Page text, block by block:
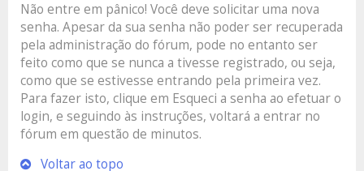
Não entre em pânico! Você deve solicitar uma nova
senha. Apesar da sua senha não poder ser recuperada
pela administração do fórum, pode no entanto ser
feito como que se nunca a tivesse registrado, ou seja,
como que se estivesse entrando pela primeira vez.
Para fazer isto, clique em Esqueci a senha ao efetuar o
login, e seguindo às instruções, voltará a entrar no
fórum em questão de minutos.
Voltar ao topo